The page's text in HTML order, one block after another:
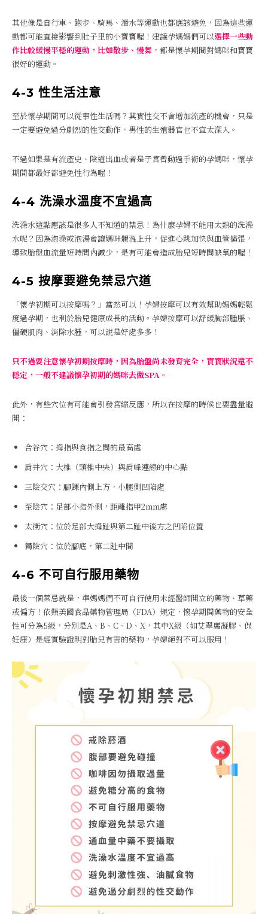
其他像是自行車、跑步、騎馬、潛水等運動也都應該避免，因為這些運
動都可能直接影響到肚子里的小寶寶喔！建議孕媽媽們可以選擇一些動
作比較緩慢平穩的運動，比如散步、慢舞 ，都是懷孕期間對媽咪和寶寶
很好的運動。
4-3 性生活注意
至於懷孕期間可以從事性生活嗎？其實性交不會增加流產的機會，只是
一定要避免過分劇烈的性交動作，男性的生殖器官也不宜太深入。
不過如果是有流產史、陰道出血或者是子宮曾動過手術的孕媽咪，懷孕
期間都最好都避免性行為喔！
4-4 洗澡水溫度不宜過高
洗澡水這點應該是很多人不知道的禁忌！為什麼孕婦不能用太熱的洗澡
水呢？因為泡澡或泡湯會讓媽咪體溫上升，促進心跳加快與血管擴張，
導致胎盤血流量短時間內減少，是有可能會造成胎兒短時間缺氧的喔！
4-5 按摩要避免禁忌穴道
「懷孕初期可以按摩嗎？」當然可以！孕婦按摩可以有效幫助媽媽輕鬆
度過孕期，也利於胎兒健康成長的活動。孕婦按摩可以舒緩胸部腫脹、
僵硬肌肉、消除水腫，可以說是好處多多！
只不過要注意懷孕初期按摩時，因為胎盤尚未發育完全，寶寶狀況還不
穩定，一般不建議懷孕初期的媽咪去做SPA。
此外，有些穴位有可能會引發宮縮反應，所以在按摩的時候也要盡量避
開：
合谷穴：拇指與食指之間的最高處
肩井穴：大椎（頸椎中央）與肩峰連線的中心點
三陰交穴：腳踝內側上方，小腿側凹陷處
至陰穴：足部小指外側，距離指甲2mm處
太衝穴：位於足部大拇趾與第二趾中後方之凹陷位置
獨陰穴：位於腳底，第二趾中間
4-6 不可自行服用藥物
最後一個禁忌就是，準媽媽們不可自行使用未經醫師開立的藥物、草藥
或偏方！依照美國食品藥物管理局（FDA）規定，懷孕期間藥物的安全
性可分為5級，分別是A、B、C、D、X，其中X級（如艾翠麗凝膠、保
妊康）是經實驗證明對胎兒有害的藥物，孕婦絕對不可以服用！